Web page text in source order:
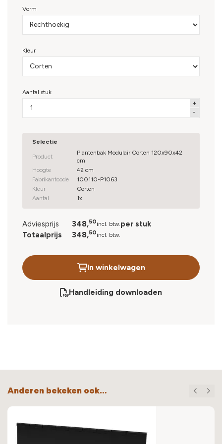
weerbestendig
Vormt een natuurlijke roestlaag met warme, unieke
uitstraling
Stevig plankmodel met extra sterke, meermaals
gezette panelen
of wielen
Vorm
Kleur
Aantal stuk
Selectie
Product
Plantenbak Modulair Corten 120x90x42
cm
Hoogte
42 cm
Fabrikantcode
100110-P1063
Kleur
Corten
Aantal
1x
Adviesprijs 348,50incl. btw. per stuk
Totaalprijs
348,50incl. btw.
In winkelwagen
Handleiding downloaden
Anderen bekeken ook…